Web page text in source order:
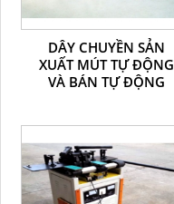
DÂY CHUYỀN SẢN
XUẤT MÚT TỰ ĐỘNG
VÀ BÁN TỰ ĐỘNG